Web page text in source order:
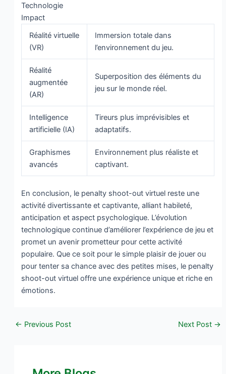
Technologie
Impact
Réalité virtuelle
(VR)
Immersion totale dans
l’environnement du jeu.
Réalité
augmentée
(AR)
Superposition des éléments du
jeu sur le monde réel.
Intelligence
artificielle (IA)
Tireurs plus imprévisibles et
adaptatifs.
Graphismes
avancés
Environnement plus réaliste et
captivant.
En conclusion, le penalty shoot-out virtuel reste une
activité divertissante et captivante, alliant habileté,
anticipation et aspect psychologique. L’évolution
technologique continue d’améliorer l’expérience de jeu et
promet un avenir prometteur pour cette activité
populaire. Que ce soit pour le simple plaisir de jouer ou
pour tenter sa chance avec des petites mises, le penalty
shoot-out virtuel offre une expérience unique et riche en
émotions.
← Previous Post Next Post →